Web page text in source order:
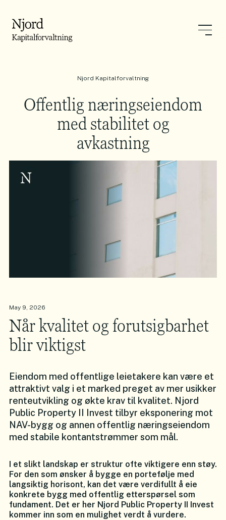
Njord Kapitalforvaltning
Offentlig næringseiendom
med stabilitet og
avkastning
May 9, 2026
Når kvalitet og forutsigbarhet
blir viktigst
Eiendom med offentlige leietakere kan være et
attraktivt valg i et marked preget av mer usikker
renteutvikling og økte krav til kvalitet. Njord
Public Property II Invest tilbyr eksponering mot
NAV-bygg og annen offentlig næringseiendom
med stabile kontantstrømmer som mål.
I et slikt landskap er struktur ofte viktigere enn støy.
For den som ønsker å bygge en portefølje med
langsiktig horisont, kan det være verdifullt å eie
konkrete bygg med offentlig etterspørsel som
fundament. Det er her Njord Public Property II Invest
kommer inn som en mulighet verdt å vurdere.